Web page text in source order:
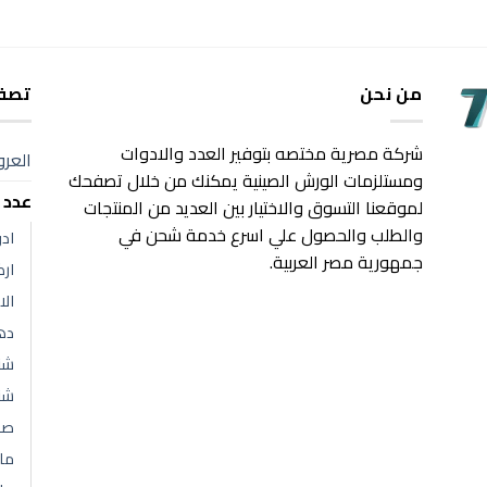
من نحن
شركة مصرية مختصه بتوفير العدد والادوات
ومستلزمات الورش الصينية يمكنك من خلال تصفحك
لموقعنا التسوق والاختيار بين العديد من المنتجات
والطلب والحصول علي اسرع خدمة شحن في
جمهورية مصر العربية.